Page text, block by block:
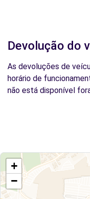
Devolução do
As devoluções de
horário de
não está disponível
+
−